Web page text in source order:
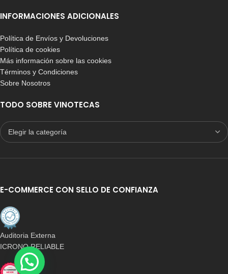
INFORMACIONES ADICIONALES
Política de Envíos y Devoluciones
Política de cookies
Más información sobre las cookies
Términos y Condiciones
Sobre Nosotros
TODO SOBRE VINOTECAS
E-COMMERCE CON SELLO DE CONFIANZA
Auditoria Externa
ICRONO RELIABLE